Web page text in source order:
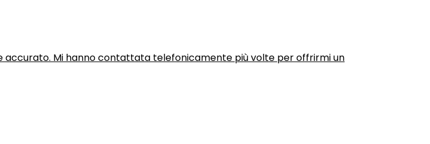
accurato. Mi hanno contattata telefonicamente più volte per offrirmi un